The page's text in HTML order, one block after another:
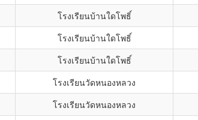
โรงเรียนบ้านใดโพธิ์
โรงเรียนบ้านใดโพธิ์
โรงเรียนบ้านใดโพธิ์
โรงเรียนวัดหนองหลวง
โรงเรียนวัดหนองหลวง